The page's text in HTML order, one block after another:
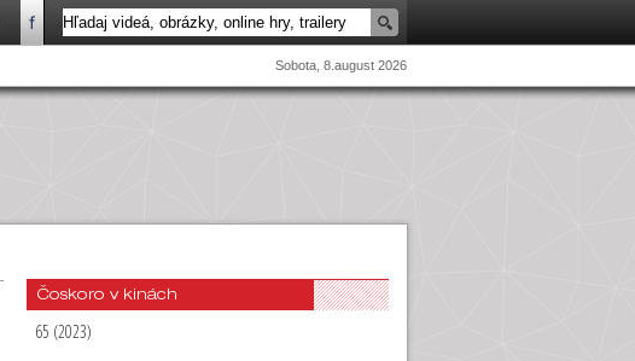
Sobota, 8.august 2026
Čoskoro v kinách
65 (2023)